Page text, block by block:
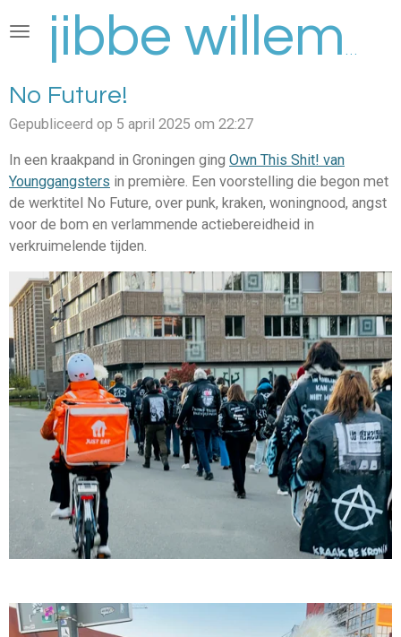
direct
de
hoofdinhoud
No Future!
Gepubliceerd op 5 april 2025 om 22:27
In een kraakpand in Groningen ging Own This Shit! van
Younggangsters in première. Een voorstelling die begon met
de werktitel No Future, over punk, kraken, woningnood, angst
voor de bom en verlammende actiebereidheid in
verkruimelende tijden.